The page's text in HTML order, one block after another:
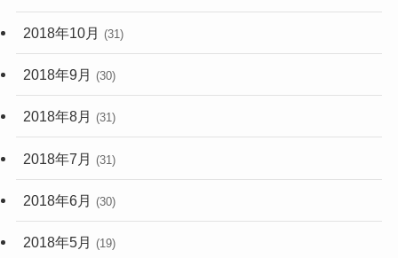
2018年10月 (31)
2018年9月 (30)
2018年8月 (31)
2018年7月 (31)
2018年6月 (30)
2018年5月 (19)